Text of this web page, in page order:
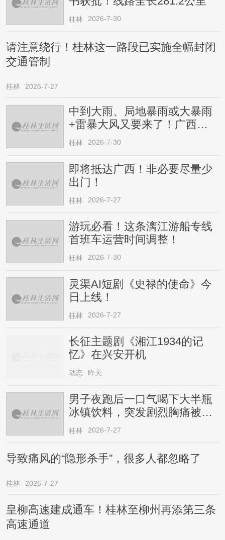
桂林 2026-7-30
请注意绕行！桂林这一路段已实施全幅封闭
交通管制
桂林 2026-7-27
中到大雨、局地暴雨或大暴雨
+雷暴大风又要来了！广西人
请注意
桂林 2026-7-30
即将抵达广西！非必要尽量少
出门！
桂林 2026-7-27
游玩必看！这条漓江游船专线
首班车运营时间调整！
桂林 2026-7-30
灵渠AI短剧《史禄的使命》今
日上线！
桂林 2026-7-27
长征主题剧《湘江1934的记
忆》在兴安开机
动态 昨天
男子夜跑后一口气喝下大半瓶
冰镇饮料，突发剧烈胸痛被送
医！医生提醒→
桂林 2026-7-27
导致痛风的“隐形杀手”，很多人都忽略了
桂林 2026-7-27
皇柳高速建成通车！桂林至柳州再添第三条
高速通道